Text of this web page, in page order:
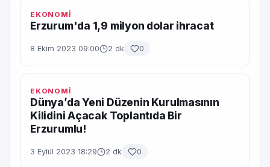
EKONOMİ
Erzurum'da 1,9 milyon dolar ihracat
8 Ekim 2023 09:00 2 dk 0
EKONOMİ
Dünya’da Yeni Düzenin Kurulmasının
Kilidini Açacak Toplantıda Bir
Erzurumlu!
3 Eylül 2023 18:29 2 dk 0